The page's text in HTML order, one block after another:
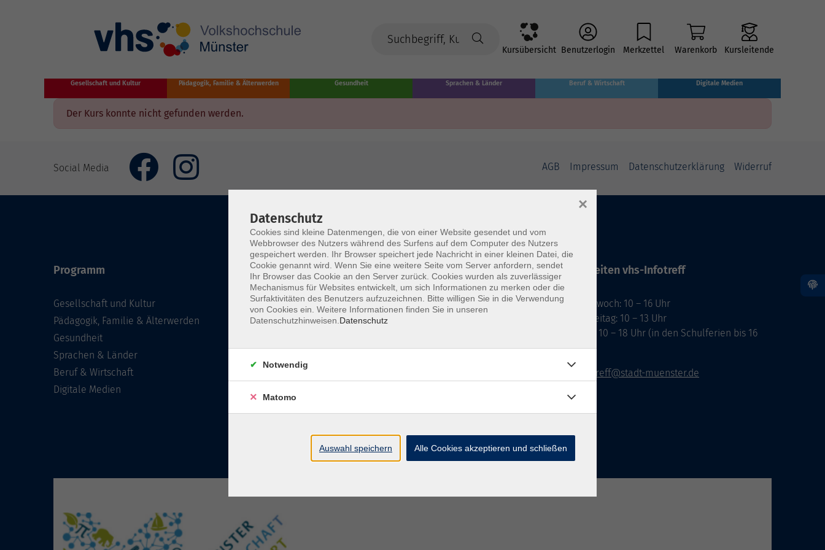
Kursübersicht Benutzerlogin Merkzettel Warenkorb Kursleitende
Gesellschaft und Kultur Pädagogik, Familie & Älterwerden Gesundheit Sprachen & Länder Beruf & Wirtschaft Digitale Medien
Der Kurs konnte nicht gefunden werden.
Social Media AGB Impressum Datenschutzerklärung Widerruf
Programm
Gesellschaft und Kultur
Pädagogik, Familie & Älterwerden
Gesundheit
Sprachen & Länder
Beruf & Wirtschaft
Digitale Medien
Volkshochschule Münster
Aegidiistraße 70
48143 Münster
vhs@stadt-muenster.de
Lage im Stadtplan
Öffnungszeiten vhs-Infotreff
Montag, Mittwoch: 10 – 16 Uhr
Dienstag, Freitag: 10 – 13 Uhr
Donnerstag: 10 – 18 Uhr (in den Schulferien bis 16
Uhr)
vhs-infotreff@stadt-muenster.de
Datenschutz
Cookies sind kleine Datenmengen, die von einer Website gesendet und vom
Webbrowser des Nutzers während des Surfens auf dem Computer des Nutzers
gespeichert werden. Ihr Browser speichert jede Nachricht in einer kleinen Datei, die
Cookie genannt wird. Wenn Sie eine weitere Seite vom Server anfordern, sendet
Ihr Browser das Cookie an den Server zurück. Cookies wurden als zuverlässiger
Mechanismus für Websites entwickelt, um sich Informationen zu merken oder die
Surfaktivitäten des Benutzers aufzuzeichnen. Bitte willigen Sie in die Verwendung
von Cookies ein. Weitere Informationen finden Sie in unseren
Datenschutzhinweisen. Datenschutz
×
Notwendig
Matomo
Auswahl speichern Alle Cookies akzeptieren und schließen